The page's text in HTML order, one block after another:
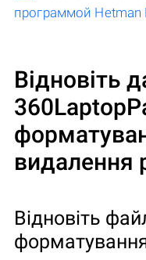
программой Hetman
Відновіть
видалення
Відновіть